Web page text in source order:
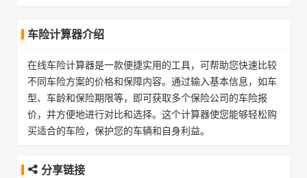
车险计算器介绍
在线车险计算器是一款便捷实用的工具，可帮助您快速比较
不同车险方案的价格和保障内容。通过输入基本信息，如车
型、车龄和保险期限等，即可获取多个保险公司的车险报
价，并方便地进行对比和选择。这个计算器使您能够轻松购
买适合的车险，保护您的车辆和自身利益。
分享链接